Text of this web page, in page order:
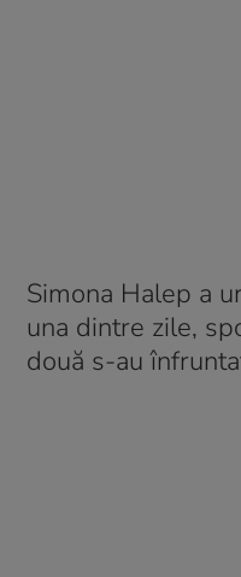
Simona Halep a
una dintre zile,
două s-au